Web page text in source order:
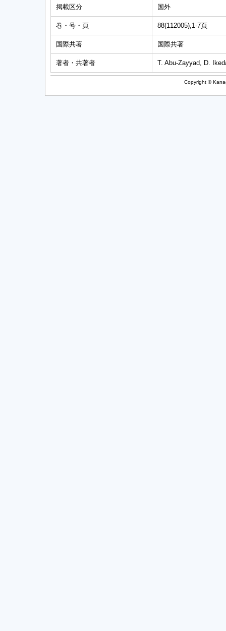
掲載区分 国外
巻・号・頁 88(112005),1-7頁
国際共著 国際共著
著者・共著者 T. Abu-Zayyad, D.
Copyright ©